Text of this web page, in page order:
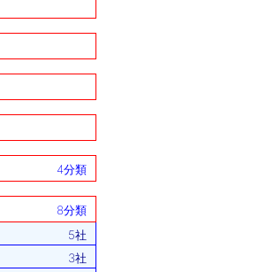
4分類
8分類
5社
3社